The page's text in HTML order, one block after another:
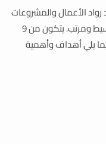
الأعمال والمشروعات
في تصميم وتوضيح نموذج عملهم بشكل بسيط ومرتب. يتكون من 9
يلي أهداف وأهمية